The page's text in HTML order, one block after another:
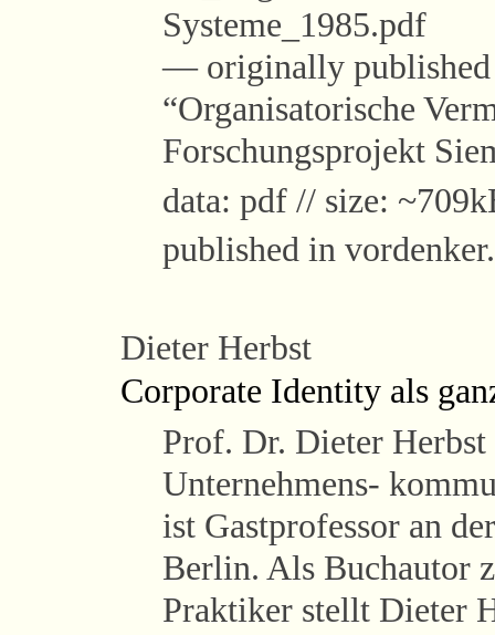
Systeme_1985.pdf
— originally
“Organisatorische
Forschungsprojekt
data: pdf // size:
published in
Dieter Herbst
Corporate Identity als
Prof. Dr. Dieter Herbst
Unternehmens-
ist Gastprofessor an
Berlin. Als Buchautor
Praktiker stellt Dieter